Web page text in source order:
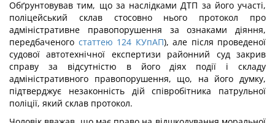
Обґрунтовував тим, що за наслідками ДТП за його участі,
поліцейський склав стосовно нього протокол про
адміністративне правопорушення за ознаками діяння,
передбаченого статтею 124 КУпАП), але після проведеної
судової автотехнічної експертизи районний суд закрив
справу за відсутністю в його діях події і складу
адміністративного правопорушення, що, на його думку,
підтверджує незаконність дій співробітника патрульної
поліції, який склав протокол.